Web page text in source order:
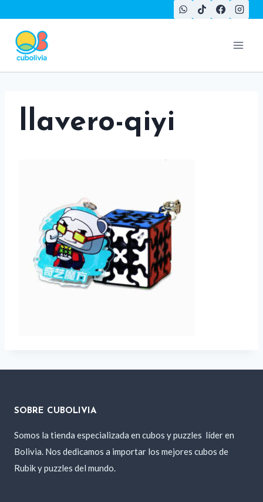
contenido
llavero-qiyi
SOBRE CUBOLIVIA
Somos la tienda especializada en cubos y puzzles líder en
Bolivia. Nos dedicamos a importar los mejores cubos de
Rubik y puzzles del mundo.